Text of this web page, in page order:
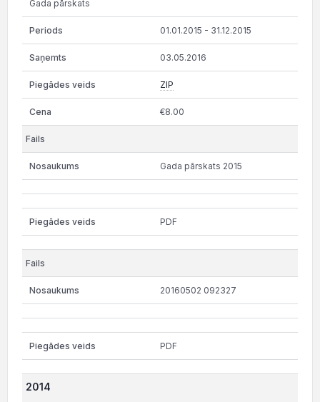
Gada pārskats
01.01.2015 - 31.12.2015
03.05.2016
ZIP
€8.00
Gada pārskats 2015
PDF
20160502 092327
PDF
2014